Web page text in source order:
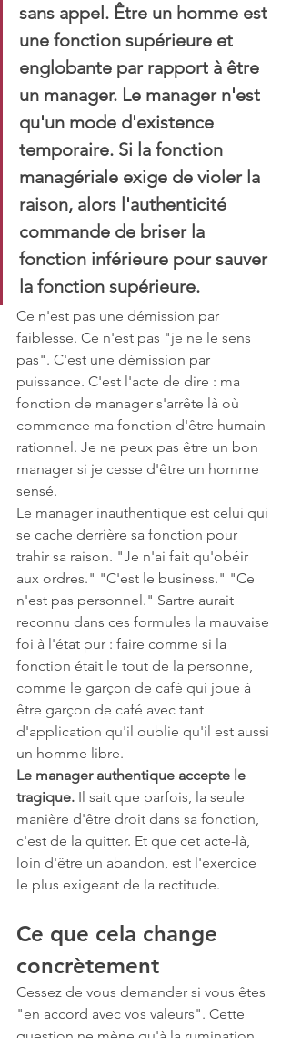
sans appel. Être un homme est
une fonction supérieure et
englobante par rapport à être
un manager. Le manager n'est
qu'un mode d'existence
temporaire. Si la fonction
managériale exige de violer la
raison, alors l'authenticité
commande de briser la
fonction inférieure pour sauver
la fonction supérieure.
Ce n'est pas une démission par
faiblesse. Ce n'est pas "je ne le sens
pas". C'est une démission par
puissance. C'est l'acte de dire : ma
fonction de manager s'arrête là où
commence ma fonction d'être humain
rationnel. Je ne peux pas être un bon
manager si je cesse d'être un homme
sensé.
Le manager inauthentique est celui qui
se cache derrière sa fonction pour
trahir sa raison. "Je n'ai fait qu'obéir
aux ordres." "C'est le business." "Ce
n'est pas personnel." Sartre aurait
reconnu dans ces formules la mauvaise
foi à l'état pur : faire comme si la
fonction était le tout de la personne,
comme le garçon de café qui joue à
être garçon de café avec tant
d'application qu'il oublie qu'il est aussi
un homme libre.
Le manager authentique accepte le
tragique. Il sait que parfois, la seule
manière d'être droit dans sa fonction,
c'est de la quitter. Et que cet acte-là,
loin d'être un abandon, est l'exercice
le plus exigeant de la rectitude.
Ce que cela change
concrètement
Cessez de vous demander si vous êtes
"en accord avec vos valeurs". Cette